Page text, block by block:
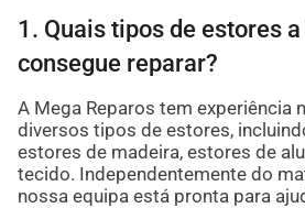
1. Quais tipos de estores
consegue reparar?
A Mega Reparos tem experiência
diversos tipos de estores,
estores de madeira, estores de
tecido. Independentemente do
nossa equipa está pronta para